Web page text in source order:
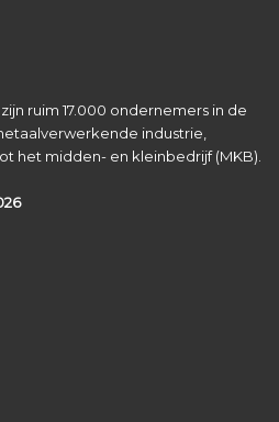
ruim 17.000 ondernemers in de
industrie,
het midden- en kleinbedrijf (MKB).